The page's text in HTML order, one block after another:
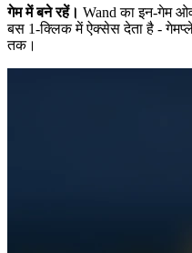
गेम में बने रहें। Wand का इन-गेम
बस 1-क्लिक में ऐक्सेस देता है -
तक।